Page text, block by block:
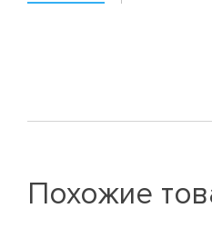
Похожие